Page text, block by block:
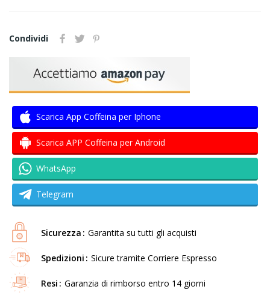
Condividi
Scarica App Coffeina per Iphone
Scarica APP Coffeina per Android
WhatsApp
Telegram
Sicurezza Garantita su tutti gli acquisti
Spedizioni Sicure tramite Corriere Espresso
Resi Garanzia di rimborso entro 14 giorni